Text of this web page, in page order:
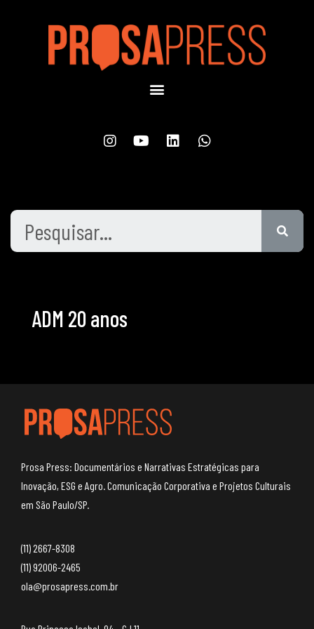
ADM 20 anos
Prosa Press: Documentários e Narrativas Estratégicas para
Inovação, ESG e Agro. Comunicação Corporativa e Projetos Culturais
em São Paulo/SP.
(11) 2667-8308
(11) 92006-2465
ola@prosapress.com.br